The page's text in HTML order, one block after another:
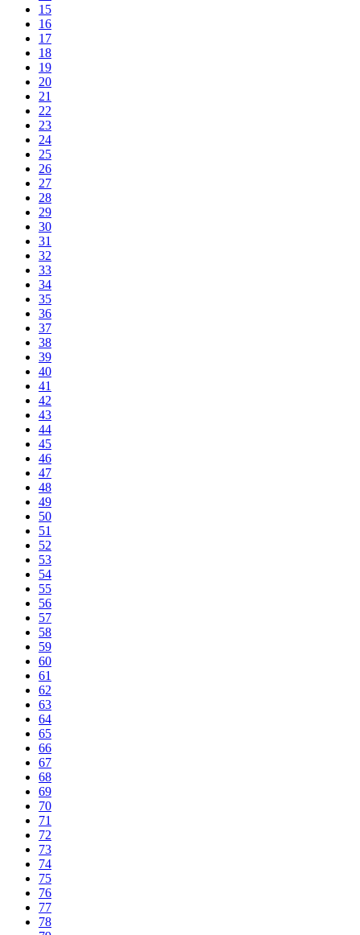
15
16
17
18
19
20
21
22
23
24
25
26
27
28
29
30
31
32
33
34
35
36
37
38
39
40
41
42
43
44
45
46
47
48
49
50
51
52
53
54
55
56
57
58
59
60
61
62
63
64
65
66
67
68
69
70
71
72
73
74
75
76
77
78